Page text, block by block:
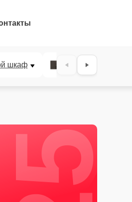
шкаф Варочная